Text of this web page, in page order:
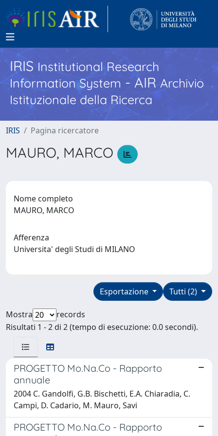
IRISInstitutional Research
Information System - AIR Archivio
Istituzionale della Ricerca
IRIS Pagina ricercatore
MAURO, MARCO
Nome completo
MAURO, MARCO
Afferenza
Universita' degli Studi di MILANO
Tutti (2)
Esportazione
Mostra
records
Risultati 1 - 2 di 2 (tempo di esecuzione: 0.0 secondi).
PROGETTO Mo.Na.Co - Rapporto
annuale
2004 C. Gandolfi, G.B. Bischetti, E.A. Chiaradia, C.
Campi, D. Cadario, M. Mauro, Savi
PROGETTO Mo.Na.Co - Rapporto